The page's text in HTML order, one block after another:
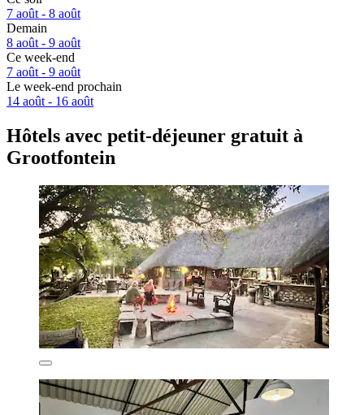
7 août - 8 août
Demain
8 août - 9 août
Ce week-end
7 août - 9 août
Le week-end prochain
14 août - 16 août
Hôtels avec petit-déjeuner gratuit à
Grootfontein